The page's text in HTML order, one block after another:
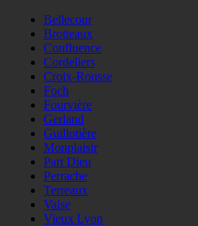
Bellecour
Brotteaux
Confluence
Cordeliers
Croix-Rousse
Foch
Fourvière
Gerland
Guillotière
Monplaisir
Part Dieu
Perrache
Terreaux
Vaise
Vieux Lyon